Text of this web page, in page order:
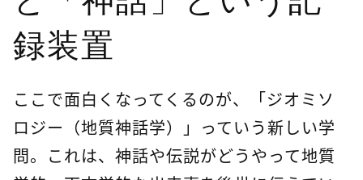
録装置
ここで面白くなってくるのが、「ジオミソ
ロジー（地質神話学）」っていう新しい学
問。これは、神話や伝説がどうやって地質